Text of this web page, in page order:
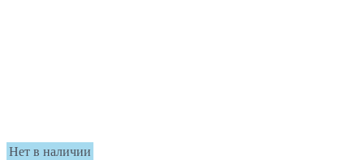
Нет в наличии